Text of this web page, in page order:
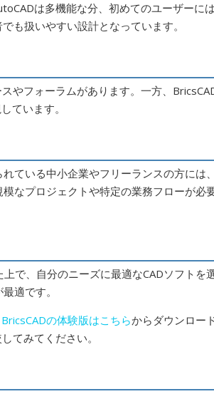
は多機能な分、初めてのユーザーに
も扱いやすい設計となっています。
やフォーラムがあります。一方、
ています。
ている中小企業やフリーランスの方には
なプロジェクトや特定の業務フローが必
で、自分のニーズに最適なCADソフトを
適です。
BricsCADの体験版はこちらからダウンロー
てみてください。